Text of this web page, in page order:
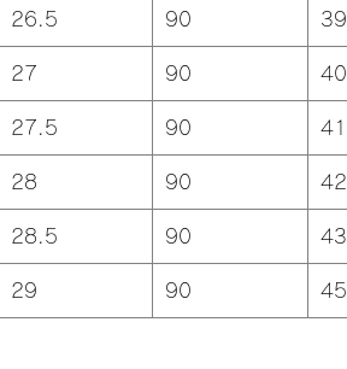
26.5 90 39
27 90 40
27.5 90
28 90
28.5 90
29 90 45